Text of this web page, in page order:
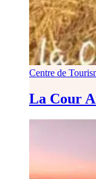
Centre de
La Cour